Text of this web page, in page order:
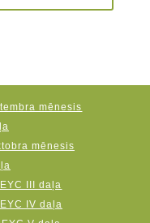
mēnesis
mēnesis
III daļa
IV daļa